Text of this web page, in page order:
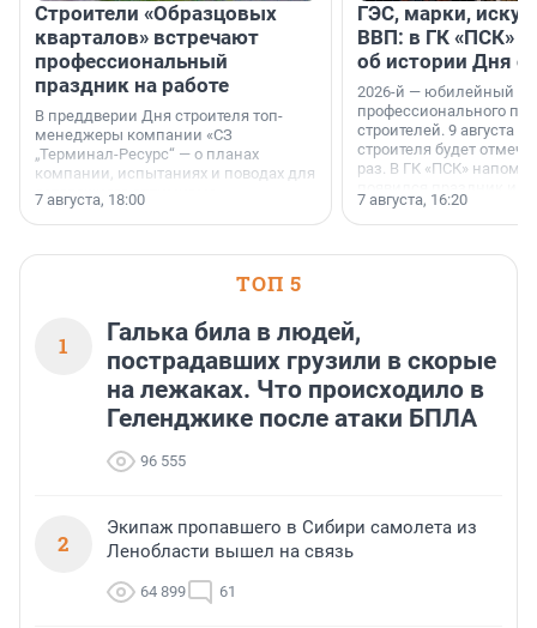
Строители «Образцовых
кварталов» встречают
профессиональный
праздник на работе
В преддверии Дня строителя топ-
менеджеры компании «СЗ
„Терминал-Ресурс“ — о планах
компании, испытаниях и поводах для
осторожного оптимизма.
7 августа, 18:00
ГЭС, марки,
ВВП: в ГК «ПСК»
об истории Дня
2026-й — юбилейный
профессионального
строителей. 9 августа
строителя будет
раз. В ГК «ПСК»
поменялась роль
7 августа, 16:20
ТОП 5
1
Галька била в людей,
пострадавших грузили в скорые
на лежаках. Что происходило в
Геленджике после атаки БПЛА
96 555
2
Экипаж пропавшего в Сибири самолета из
Ленобласти вышел на связь
64 899 61